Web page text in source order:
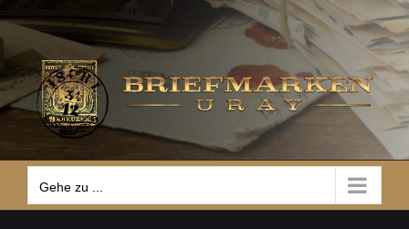
Zum
Inhalt
springen
Gehe zu ...
Gehe zu ...